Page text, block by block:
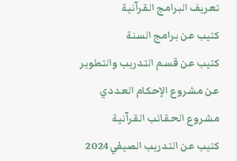
تعريف البرامج القرآنية
كتيب عن برامج السنة
كتيب عن قسم التدريب والتطوير
عن مشروع الإحكام العددي
مشروع الحقائب القرآنية
كتيب عن التدريب الصيفي 2024